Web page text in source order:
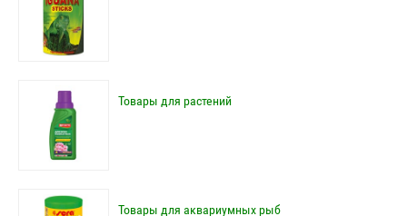
Товары для растений
Товары для аквариумных рыб